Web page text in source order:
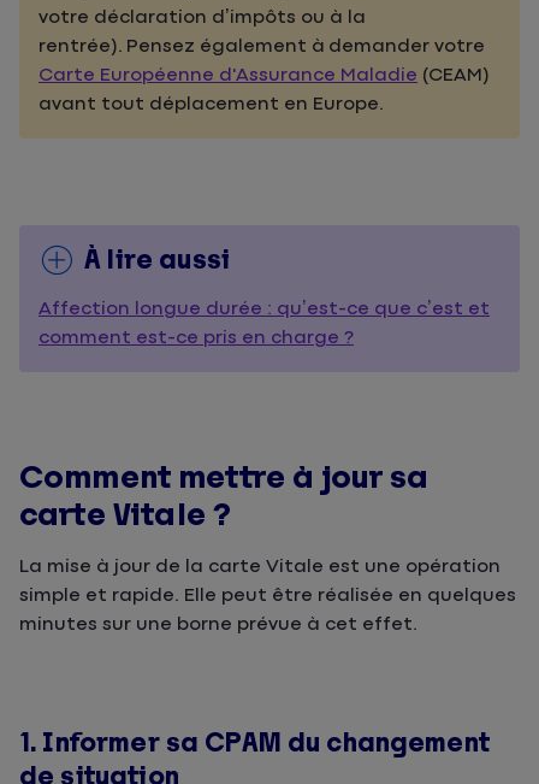
votre déclaration d’impôts ou à la
rentrée). Pensez également à demander votre
Carte Européenne d'Assurance Maladie (CEAM)
avant tout déplacement en Europe.
À lire aussi
Affection longue durée : qu’est-ce que c’est et
comment est-ce pris en charge ?
Comment mettre à jour sa
carte Vitale ?
La mise à jour de la carte Vitale est une opération
simple et rapide. Elle peut être réalisée en quelques
minutes sur une borne prévue à cet effet.
1. Informer sa CPAM du changement
de situation